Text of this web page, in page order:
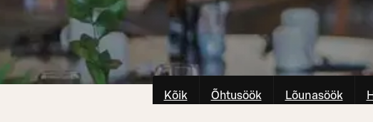
Kõik Õhtusöök Lõunasöök